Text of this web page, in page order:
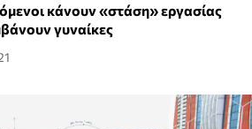
κάνουν «στάση» εργασίας
γυναίκες